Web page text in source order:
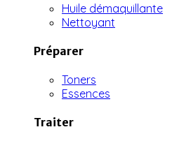
Huile démaquillante
Nettoyant
Préparer
Toners
Essences
Traiter